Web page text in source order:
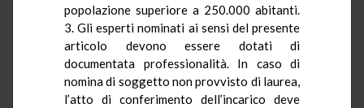
popolazione superiore a 250.000 abitanti.
3. Gli esperti nominati ai sensi del presente
articolo devono essere dotati di
documentata professionalità. In caso di
nomina di soggetto non provvisto di laurea,
l’atto di conferimento dell’incarico deve